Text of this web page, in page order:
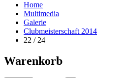
Home
Multimedia
Galerie
Clubmeisterschaft 2014
22 / 24
Warenkorb